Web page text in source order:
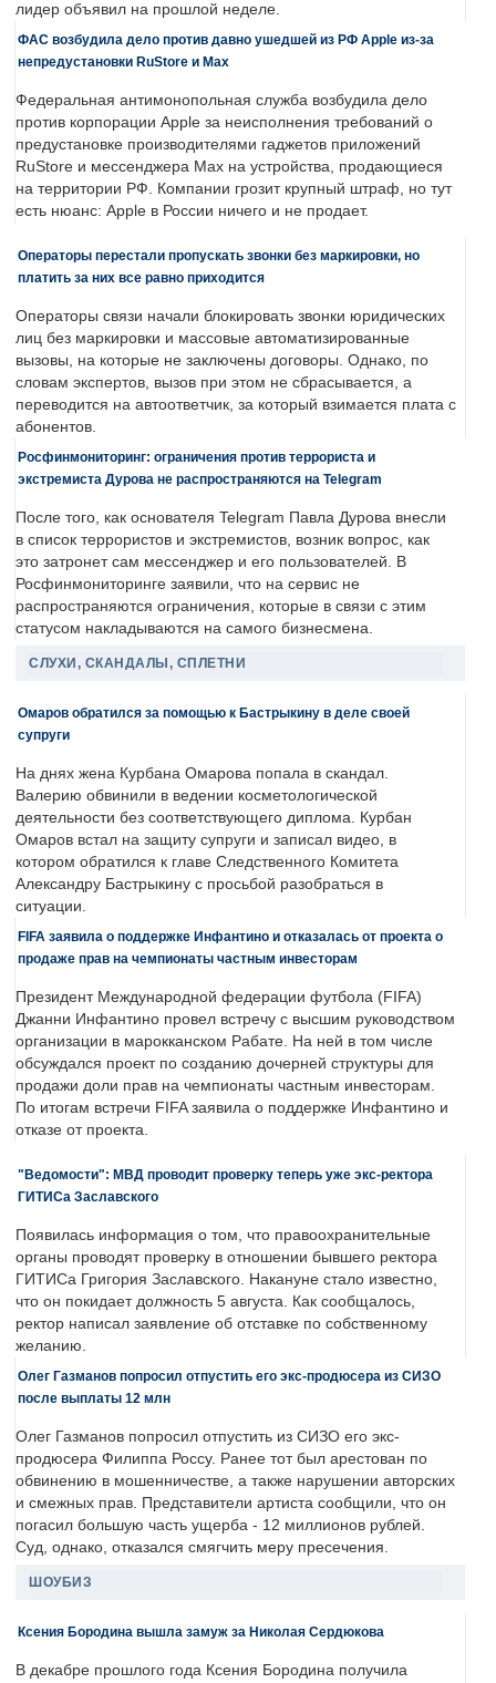
лидер объявил на прошлой неделе.
ФАС возбудила дело против давно ушедшей из РФ Apple из-за
непредустановки RuStore и Max
Федеральная антимонопольная служба возбудила дело
против корпорации Apple за неисполнения требований о
предустановке производителями гаджетов приложений
RuStore и мессенджера Max на устройства, продающиеся
на территории РФ. Компании грозит крупный штраф, но тут
есть нюанс: Apple в России ничего и не продает.
Операторы перестали пропускать звонки без маркировки, но
платить за них все равно приходится
Операторы связи начали блокировать звонки юридических
лиц без маркировки и массовые автоматизированные
вызовы, на которые не заключены договоры. Однако, по
словам экспертов, вызов при этом не сбрасывается, а
переводится на автоответчик, за который взимается плата с
абонентов.
Росфинмониторинг: ограничения против террориста и
экстремиста Дурова не распространяются на Telegram
После того, как основателя Telegram Павла Дурова внесли
в список террористов и экстремистов, возник вопрос, как
это затронет сам мессенджер и его пользователей. В
Росфинмониторинге заявили, что на сервис не
распространяются ограничения, которые в связи с этим
статусом накладываются на самого бизнесмена.
СЛУХИ, СКАНДАЛЫ, СПЛЕТНИ
Омаров обратился за помощью к Бастрыкину в деле своей
супруги
На днях жена Курбана Омарова попала в скандал.
Валерию обвинили в ведении косметологической
деятельности без соответствующего диплома. Курбан
Омаров встал на защиту супруги и записал видео, в
котором обратился к главе Следственного Комитета
Александру Бастрыкину с просьбой разобраться в
ситуации.
FIFA заявила о поддержке Инфантино и отказалась от проекта о
продаже прав на чемпионаты частным инвесторам
Президент Международной федерации футбола (FIFA)
Джанни Инфантино провел встречу с высшим руководством
организации в марокканском Рабате. На ней в том числе
обсуждался проект по созданию дочерней структуры для
продажи доли прав на чемпионаты частным инвесторам.
По итогам встречи FIFA заявила о поддержке Инфантино и
отказе от проекта.
"Ведомости": МВД проводит проверку теперь уже экс-ректора
ГИТИСа Заславского
Появилась информация о том, что правоохранительные
органы проводят проверку в отношении бывшего ректора
ГИТИСа Григория Заславского. Накануне стало известно,
что он покидает должность 5 августа. Как сообщалось,
ректор написал заявление об отставке по собственному
желанию.
Олег Газманов попросил отпустить его экс-продюсера из СИЗО
после выплаты 12 млн
Олег Газманов попросил отпустить из СИЗО его экс-
продюсера Филиппа Россу. Ранее тот был арестован по
обвинению в мошенничестве, а также нарушении авторских
и смежных прав. Представители артиста сообщили, что он
погасил большую часть ущерба - 12 миллионов рублей.
Суд, однако, отказался смягчить меру пресечения.
ШОУБИЗ
Ксения Бородина вышла замуж за Николая Сердюкова
В декабре прошлого года Ксения Бородина получила